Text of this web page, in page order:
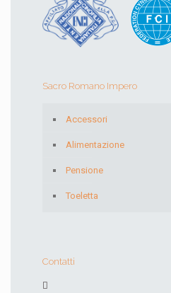
Sacro Romano Impero
Accessori
Alimentazione
Pensione
Toeletta
Contatti